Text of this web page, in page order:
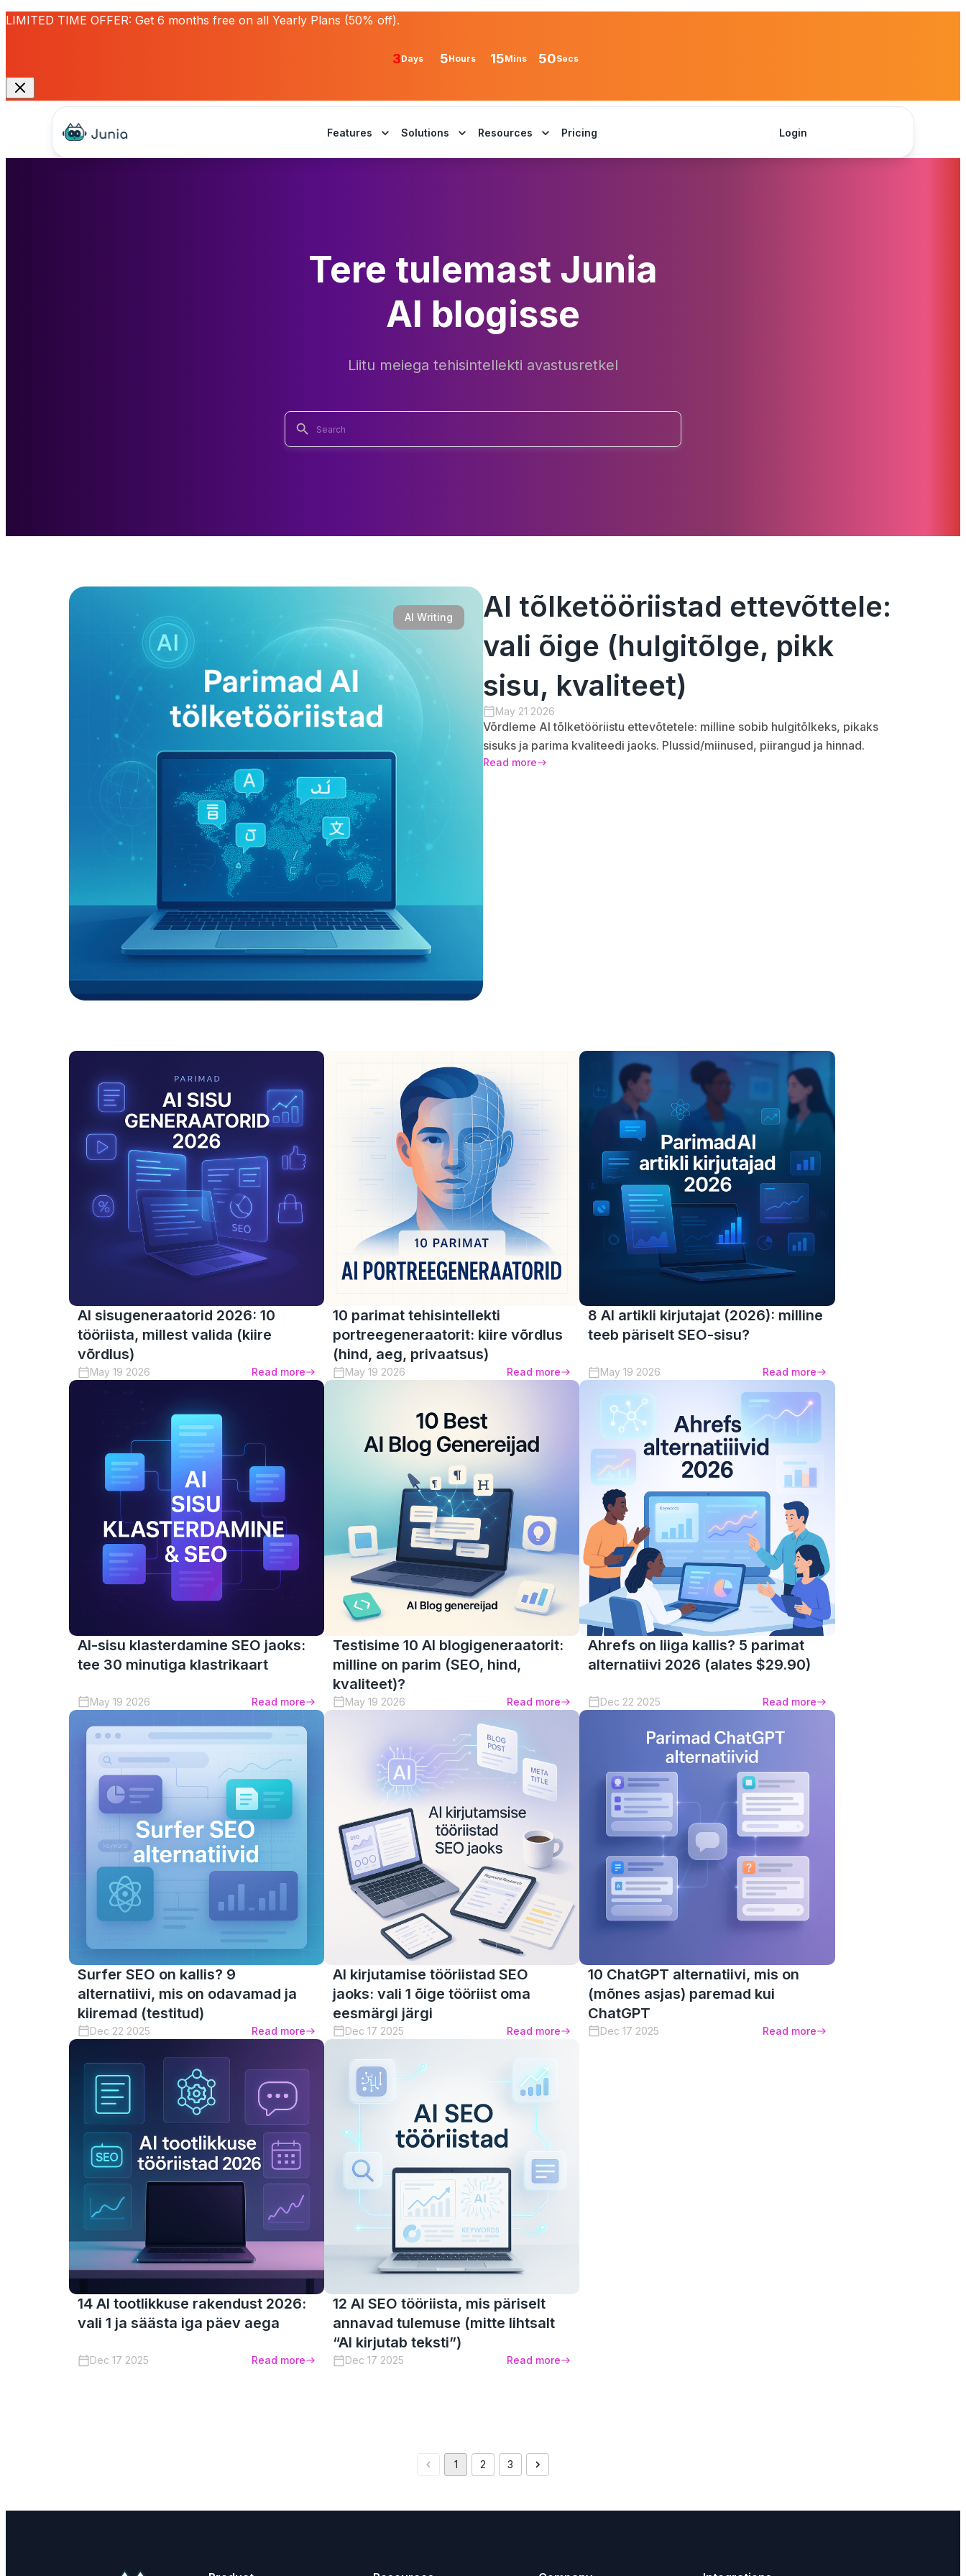
LIMITED TIME OFFER: Get 6 months free on all Yearly Plans (50% off).
3Days 5Hours 15Mins 50Secs
Features Solutions Resources Pricing Login
Tere tulemast Junia
AI blogisse
Liitu meiega tehisintellekti avastusretkel
AI Writing
AI tõlketööriistad ettevõttele:
vali õige (hulgitõlge, pikk
sisu, kvaliteet)
May 21 2026
Võrdleme AI tõlketööriistu ettevõtetele: milline sobib hulgitõlkeks, pikaks
sisuks ja parima kvaliteedi jaoks. Plussid/miinused, piirangud ja hinnad.
Read more
AI sisugeneraatorid 2026: 10
tööriista, millest valida (kiire
võrdlus)
May 19 2026 Read more
10 parimat tehisintellekti
portreegeneraatorit: kiire võrdlus
(hind, aeg, privaatsus)
May 19 2026 Read more
8 AI artikli kirjutajat (2026): milline
teeb päriselt SEO-sisu?
May 19 2026 Read more
AI-sisu klasterdamine SEO jaoks:
tee 30 minutiga klastrikaart
May 19 2026 Read more
Testisime 10 AI blogigeneraatorit:
milline on parim (SEO, hind,
kvaliteet)?
May 19 2026 Read more
Ahrefs on liiga kallis? 5 parimat
alternatiivi 2026 (alates $29.90)
Dec 22 2025 Read more
Surfer SEO on kallis? 9
alternatiivi, mis on odavamad ja
kiiremad (testitud)
Dec 22 2025 Read more
AI kirjutamise tööriistad SEO
jaoks: vali 1 õige tööriist oma
eesmärgi järgi
Dec 17 2025 Read more
10 ChatGPT alternatiivi, mis on
(mõnes asjas) paremad kui
ChatGPT
Dec 17 2025 Read more
14 AI tootlikkuse rakendust 2026:
vali 1 ja säästa iga päev aega
Dec 17 2025 Read more
12 AI SEO tööriista, mis päriselt
annavad tulemuse (mitte lihtsalt
“AI kirjutab teksti”)
Dec 17 2025 Read more
1 2 3